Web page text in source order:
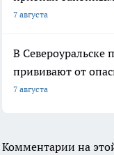
7 августа
В Североуральске
прививают от
7 августа
Комментарии на